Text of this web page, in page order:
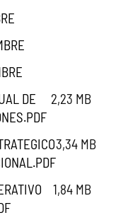
DE
2,23 MB
3,34 MB
1,84 MB